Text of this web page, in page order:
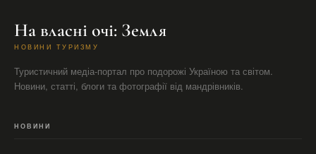
На власні очі: Земля
НОВИНИ ТУРИЗМУ
Туристичний медіа-портал про подорожі Україною та світом.
Новини, статті, блоги та фотографії від мандрівників.
НОВИНИ